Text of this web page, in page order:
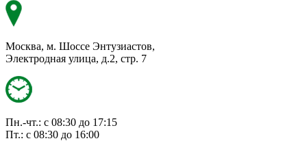
Москва, м. Шоссе Энтузиастов,
Электродная улица, д.2, стр. 7
Пн.-чт.: с 08:30 до 17:15
Пт.: с 08:30 до 16:00